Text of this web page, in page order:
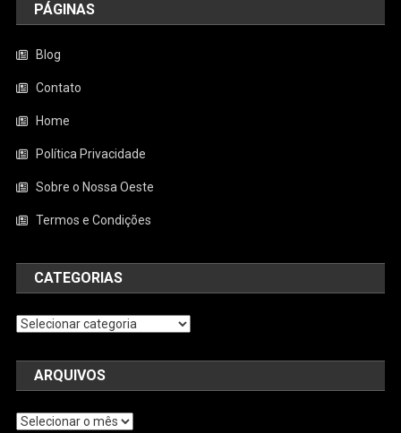
PÁGINAS
Blog
Contato
Home
Política Privacidade
Sobre o Nossa Oeste
Termos e Condições
CATEGORIAS
Categorias
ARQUIVOS
Arquivos